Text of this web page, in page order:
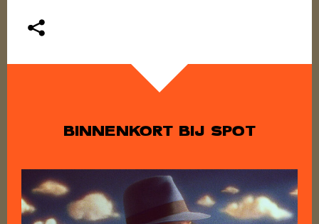
BINNENKORT BIJ SPOT